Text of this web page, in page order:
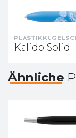
Kalido Solid
Ähnliche